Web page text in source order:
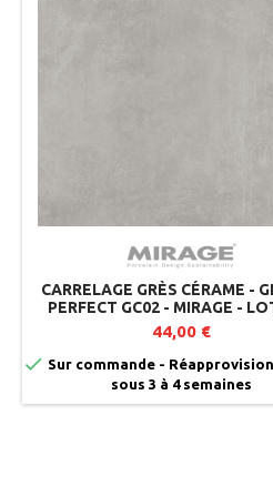
CARRELAGE GRÈS CÉRAME -
PERFECT GC02 - MIRAGE -
44,00 €
 Sur commande -
sous 3 à 4 semaines